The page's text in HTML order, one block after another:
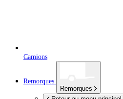
Camions
Remorques
Remorques